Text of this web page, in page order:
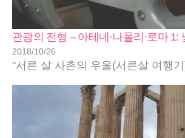
관광의 전형 – 아테네·나폴리·로마 1:
2018/10/26
"서른 살 사촌의 우울(서른살 여행